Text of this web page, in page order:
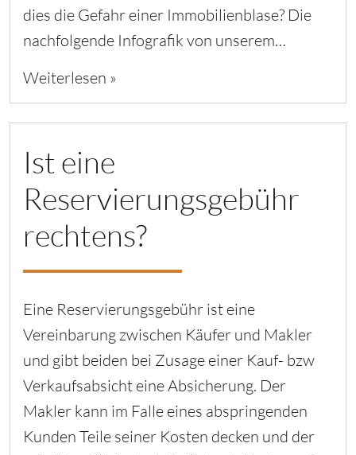
dies die Gefahr einer Immobilienblase? Die
nachfolgende Infografik von unserem…
Weiterlesen »
Ist eine
Reservierungsgebühr
rechtens?
Eine Reservierungsgebühr ist eine
Vereinbarung zwischen Käufer und Makler
und gibt beiden bei Zusage einer Kauf- bzw
Verkaufsabsicht eine Absicherung. Der
Makler kann im Falle eines abspringenden
Kunden Teile seiner Kosten decken und der